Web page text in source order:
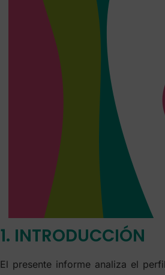
1. INTRODUCCIÓN
El presente informe analiza el